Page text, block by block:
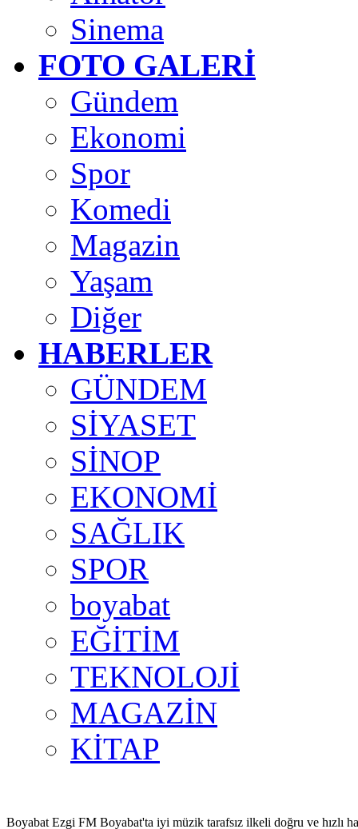
Sinema
FOTO GALERİ
Gündem
Ekonomi
Spor
Komedi
Magazin
Yaşam
Diğer
HABERLER
GÜNDEM
SİYASET
SİNOP
EKONOMİ
SAĞLIK
SPOR
boyabat
EĞİTİM
TEKNOLOJİ
MAGAZİN
KİTAP
Boyabat Ezgi FM Boyabat'ta iyi müzik tarafsız ilkeli doğru ve hızlı